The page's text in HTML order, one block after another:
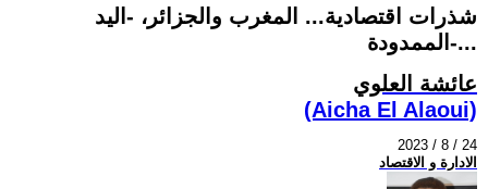
شذرات اقتصادية... المغرب والجزائر، -اليد
الممدودة-...
عائشة العلوي
(Aicha El Alaoui)
2023 / 8 / 24
الادارة و الاقتصاد